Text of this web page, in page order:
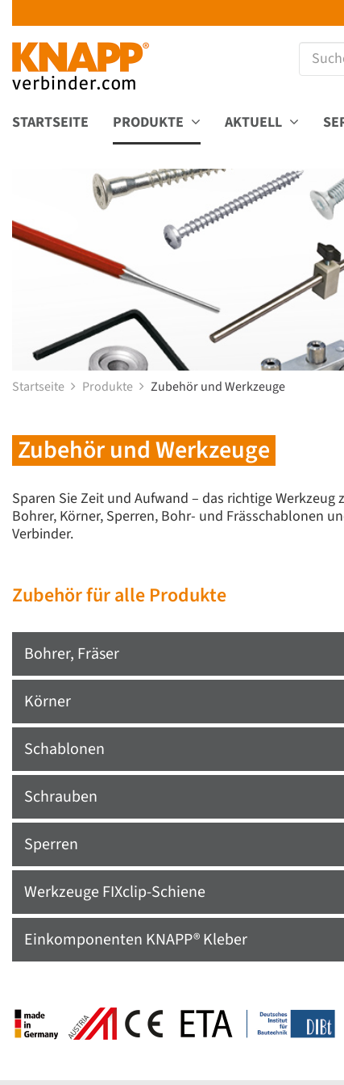
STARTSEITE PRODUKTE AKTUELL
Startseite Produkte Zubehör und Werkzeuge
Zubehör und Werkzeuge
Sparen Sie Zeit und Aufwand – das richtige
Bohrer, Körner, Sperren, Bohr- und Frässchablonen
Verbinder.
Zubehör für alle Produkte
Bohrer, Fräser
Körner
Schablonen
Schrauben
Sperren
Werkzeuge FIXclip-Schiene
Einkomponenten KNAPP® Kleber